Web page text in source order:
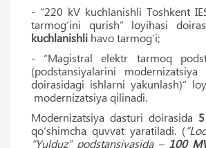
- “220 kV kuchlanishli Toshkent
tarmog‘ini qurish” loyihasi
kuchlanishli havo tarmog‘i;
- “Magistral elektr tarmoq
(podstansiyalarini
doirasidagi ishlarni yakunlash)”
modernizatsiya qilinadi.
Modernizatsiya dasturi doirasida 5
qo‘shimcha quvvat yaratiladi. (
“Yulduz” podstansiyasida – 100